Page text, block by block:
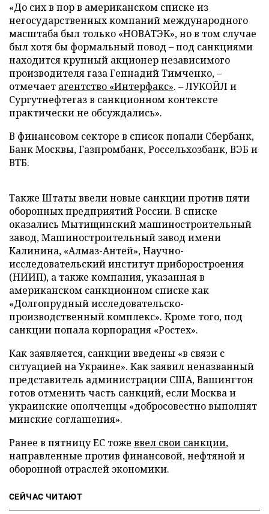
«До сих в пор в американском списке из
негосударственных компаний международного
масштаба был только «НОВАТЭК», но в том случае
был хотя бы формальный повод – под санкциями
находится крупный акционер независимого
производителя газа Геннадий Тимченко, –
отмечает агентство «Интерфакс». – ЛУКОЙЛ и
Сургутнефтегаз в санкционном контексте
практически не обсуждались».
В финансовом секторе в список попали Сбербанк,
Банк Москвы, Газпромбанк, Россельхозбанк, ВЭБ и
ВТБ.
Также Штаты ввели новые санкции против пяти
оборонных предприятий России. В списке
оказались Мытищинский машиностроительный
завод, Машиностроительный завод имени
Калинина, «Алмаз-Антей», Научно-
исследовательский институт приборостроения
(НИИП), а также компания, указанная в
американском санкционном списке как
«Долгопрудный исследовательско-
производственный комплекс». Кроме того, под
санкции попала корпорация «Ростех».
Как заявляется, санкции введены «в связи с
ситуацией на Украине». Как заявил неназванный
представитель администрации США, Вашингтон
готов отменить часть санкций, если Москва и
украинские ополченцы «добросовестно выполнят
минские соглашения».
Ранее в пятницу ЕС тоже ввел свои санкции,
направленные против финансовой, нефтяной и
оборонной отраслей экономики.
СЕЙЧАС ЧИТАЮТ